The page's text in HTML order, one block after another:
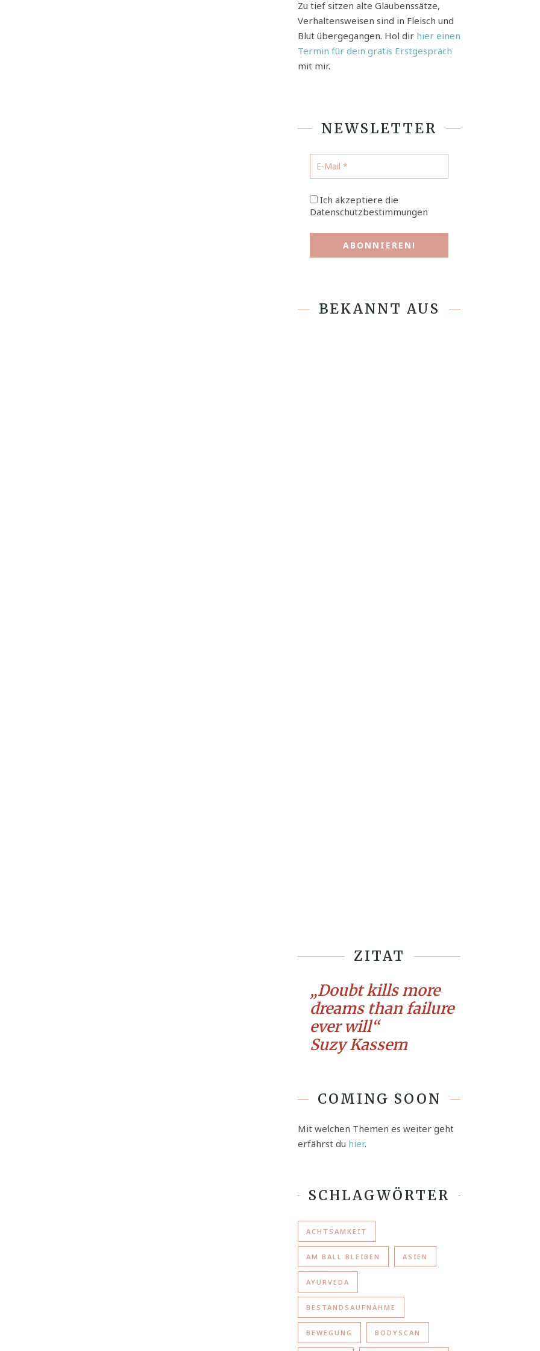
Zu tief sitzen alte Glaubenssätze,
Verhaltensweisen sind in Fleisch und
Blut übergegangen. Hol dir hier einen
Termin für dein gratis Erstgespräch
mit mir.
NEWSLETTER
Ich akzeptiere die
Datenschutzbestimmungen
BEKANNT AUS
ZITAT
„Doubt kills more
dreams than failure
ever will“
Suzy Kassem
COMING SOON
Mit welchen Themen es weiter geht
erfährst du hier.
SCHLAGWÖRTER
ACHTSAMKEIT
AM BALL BLEIBEN ASIEN
AYURVEDA
BESTANDSAUFNAHME
BEWEGUNG BODYSCAN